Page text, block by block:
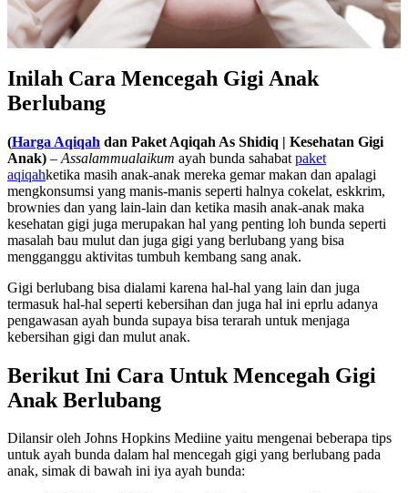
Inilah Cara Mencegah Gigi Anak
Berlubang
(Harga Aqiqah dan Paket Aqiqah As Shidiq | Kesehatan Gigi
Anak) – Assalammualaikum ayah bunda sahabat paket
aqiqahketika masih anak-anak mereka gemar makan dan apalagi
mengkonsumsi yang manis-manis seperti halnya cokelat, eskkrim,
brownies dan yang lain-lain dan ketika masih anak-anak maka
kesehatan gigi juga merupakan hal yang penting loh bunda seperti
masalah bau mulut dan juga gigi yang berlubang yang bisa
mengganggu aktivitas tumbuh kembang sang anak.
Gigi berlubang bisa dialami karena hal-hal yang lain dan juga
termasuk hal-hal seperti kebersihan dan juga hal ini eprlu adanya
pengawasan ayah bunda supaya bisa terarah untuk menjaga
kebersihan gigi dan mulut anak.
Berikut Ini Cara Untuk Mencegah Gigi
Anak Berlubang
Dilansir oleh Johns Hopkins Mediine yaitu mengenai beberapa tips
untuk ayah bunda dalam hal mencegah gigi yang berlubang pada
anak, simak di bawah ini iya ayah bunda: